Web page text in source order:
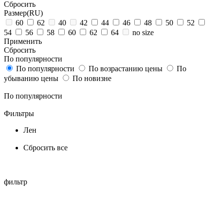
Cбросить
Размер(RU)
60
62 40 42 44 46 48 50
52
54
56 58 60 62 64
no size
Применить
Cбросить
По популярности
По популярности
По возрастанию цены
По
убыванию цены
По новизне
По популярности
Фильтры
Лен
Сбросить все
фильтр